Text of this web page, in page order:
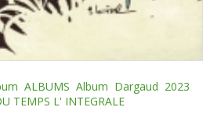
ALBUMS Album Dargaud 2023
TEMPS L' INTEGRALE